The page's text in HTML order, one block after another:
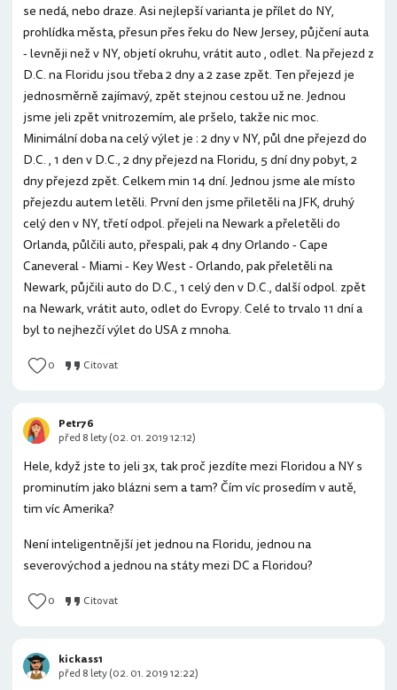
se nedá, nebo draze. Asi nejlepší varianta je přílet do NY,
prohlídka města, přesun přes řeku do New Jersey, půjčení auta
- levněji než v NY, objetí okruhu, vrátit auto , odlet. Na přejezd z
D.C. na Floridu jsou třeba 2 dny a 2 zase zpět. Ten přejezd je
jednosměrně zajímavý, zpět stejnou cestou už ne. Jednou
jsme jeli zpět vnitrozemím, ale pršelo, takže nic moc.
Minimální doba na celý výlet je : 2 dny v NY, půl dne přejezd do
D.C. , 1 den v D.C., 2 dny přejezd na Floridu, 5 dní dny pobyt, 2
dny přejezd zpět. Celkem min 14 dní. Jednou jsme ale místo
přejezdu autem letěli. První den jsme přiletěli na JFK, druhý
celý den v NY, třetí odpol. přejeli na Newark a přeletěli do
Orlanda, půlčili auto, přespali, pak 4 dny Orlando - Cape
Caneveral - Miami - Key West - Orlando, pak přeletěli na
Newark, půjčili auto do D.C., 1 celý den v D.C., další odpol. zpět
na Newark, vrátit auto, odlet do Evropy. Celé to trvalo 11 dní a
byl to nejhezčí výlet do USA z mnoha.
0 Citovat
Hele, když jste to jeli 3x, tak proč jezdíte mezi Floridou a NY s
prominutím jako blázni sem a tam? Čím víc prosedím v autě,
tim víc Amerika?
Není inteligentnější jet jednou na Floridu, jednou na
severovýchod a jednou na státy mezi DC a Floridou?
0 Citovat
Petr76
před 8 lety (02. 01. 2019 12:12)
kickass1
před 8 lety (02. 01. 2019 12:22)